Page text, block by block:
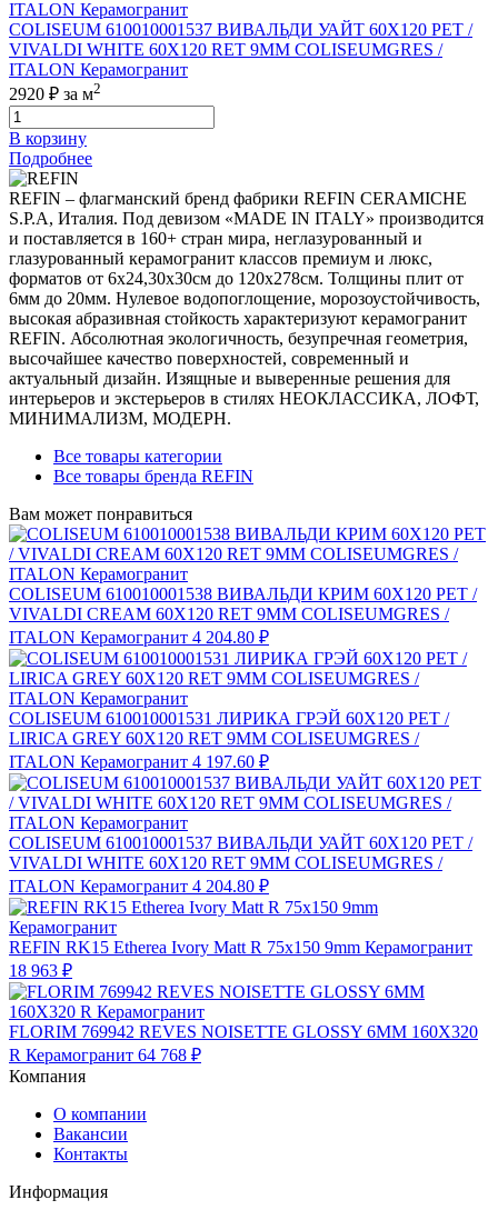
COLISEUM 610010001537 ВИВАЛЬДИ УАЙТ 60X120 РЕТ /
VIVALDI WHITE 60X120 RET 9MM COLISEUMGRES /
ITALON Керамогранит
2920 ₽ за м2
В корзину
Подробнее
REFIN – флагманский бренд фабрики REFIN CERAMICHE
S.P.A, Италия. Под девизом «MADE IN ITALY» производится
и поставляется в 160+ стран мира, неглазурованный и
глазурованный керамогранит классов премиум и люкс,
форматов от 6х24,30х30см до 120х278см. Толщины плит от
6мм до 20мм. Нулевое водопоглощение, морозоустойчивость,
высокая абразивная стойкость характеризуют керамогранит
REFIN. Абсолютная экологичность, безупречная геометрия,
высочайшее качество поверхностей, современный и
актуальный дизайн. Изящные и выверенные решения для
интерьеров и экстерьеров в стилях НЕОКЛАССИКА, ЛОФТ,
МИНИМАЛИЗМ, МОДЕРН.
Все товары категории
Все товары бренда REFIN
Вам может понравиться
COLISEUM 610010001538 ВИВАЛЬДИ КРИМ 60X120 РЕТ /
VIVALDI CREAM 60X120 RET 9MM COLISEUMGRES /
ITALON Керамогранит 4 204.80 ₽
COLISEUM 610010001531 ЛИРИКА ГРЭЙ 60X120 РЕТ /
LIRICA GREY 60X120 RET 9MM COLISEUMGRES /
ITALON Керамогранит 4 197.60 ₽
COLISEUM 610010001537 ВИВАЛЬДИ УАЙТ 60X120 РЕТ /
VIVALDI WHITE 60X120 RET 9MM COLISEUMGRES /
ITALON Керамогранит 4 204.80 ₽
REFIN RK15 Etherea Ivory Matt R 75x150 9mm Керамогранит
18 963 ₽
FLORIM 769942 REVES NOISETTE GLOSSY 6MM 160X320
R Керамогранит 64 768 ₽
Компания
О компании
Вакансии
Контакты
Информация